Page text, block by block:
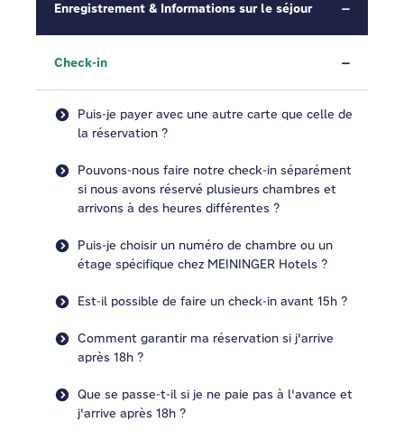
Enregistrement & Informations sur le séjour
Check-in
Puis-je payer avec une autre carte que celle de
la réservation ?
Pouvons-nous faire notre check-in séparément
si nous avons réservé plusieurs chambres et
arrivons à des heures différentes ?
Puis-je choisir un numéro de chambre ou un
étage spécifique chez MEININGER Hotels ?
Est-il possible de faire un check-in avant 15h ?
Comment garantir ma réservation si j'arrive
après 18h ?
Que se passe-t-il si je ne paie pas à l'avance et
j'arrive après 18h ?